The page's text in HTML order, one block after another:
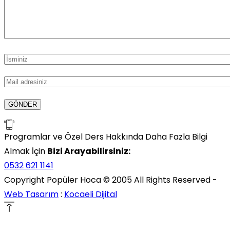
Programlar ve Özel Ders Hakkında Daha Fazla Bilgi
Almak İçin Bizi Arayabilirsiniz:
0532 621 1141
Copyright Popüler Hoca © 2005 All Rights Reserved -
Web Tasarım: Kocaeli Dijital